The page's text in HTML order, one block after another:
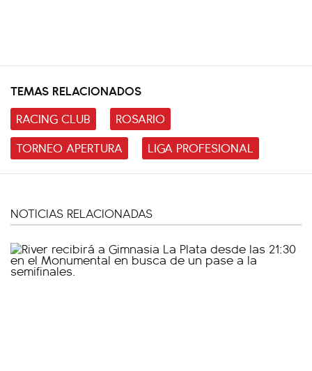
TEMAS RELACIONADOS
RACING CLUB
ROSARIO
TORNEO APERTURA
LIGA PROFESIONAL
NOTICIAS RELACIONADAS